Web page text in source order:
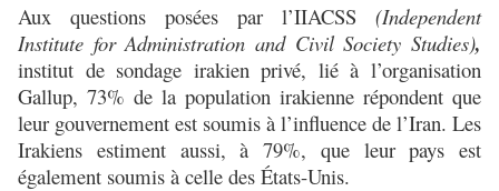
Aux questions posées par l’IIACSS (Independent
Institute for Administration and Civil Society Studies),
institut de sondage irakien privé, lié à l’organisation
Gallup, 73% de la population irakienne répondent que
leur gouvernement est soumis à l’influence de l’Iran. Les
Irakiens estiment aussi, à 79%, que leur pays est
également soumis à celle des États-Unis.